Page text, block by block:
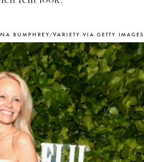
BUMPHREY/VARIETY VIA GETTY IMAGES